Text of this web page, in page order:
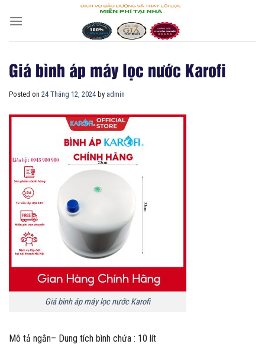
Giá bình áp máy lọc nước Karofi
Posted on 24 Tháng 12, 2024 by admin
Giá bình áp máy lọc nước Karofi
Mô tả ngắn– Dung tích bình chứa : 10 lít